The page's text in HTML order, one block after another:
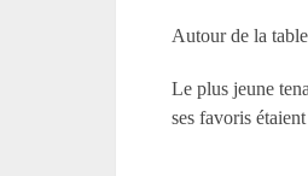
Autour de la
Le plus jeune
ses favoris